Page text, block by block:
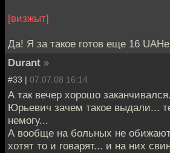
[визжыт]
Да! Я за такое готов еще 16
Durant »
#33 | 07.07.08 16:14
А так вечер хорошо
Юрьевич зачем такое выдали...
немогу...
А вообще на больных не
хотят то и говарят... и на них